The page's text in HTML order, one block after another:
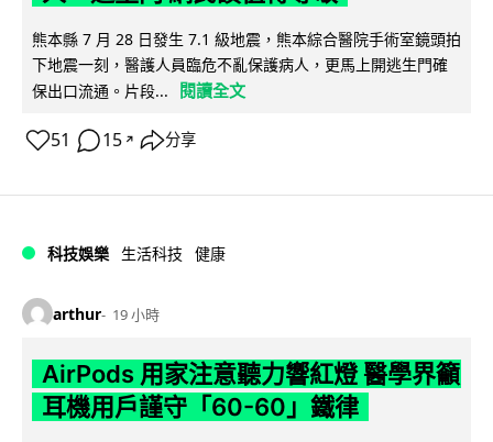
熊本縣 7 月 28 日發生 7.1 級地震，熊本綜合醫院手術室鏡頭拍
下地震一刻，醫護人員臨危不亂保護病人，更馬上開逃生門確
保出口流通。片段...
閱讀全文
51 15 ↗ 分享
科技娛樂 生活科技 健康
arthur 19 小時
AirPods 用家注意聽力響紅燈 醫學界籲
耳機用戶謹守「60-60」鐵律